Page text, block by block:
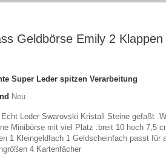
Geldbörse Emily 2 Klappen
Super Leder spitzen Verarbeitung
Neu
Echt Leder Swarovski Kristall Steine gefaßt
Minibörse mit viel Platz :breit 10 hoch 7,5
1 Kleingeldfach 1 Geldscheinfach passt für
4 Kartenfächer